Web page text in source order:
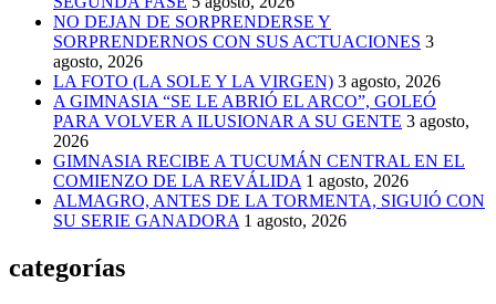
NO DEJAN DE SORPRENDERSE Y
SORPRENDERNOS CON SUS ACTUACIONES 3
agosto, 2026
LA FOTO (LA SOLE Y LA VIRGEN) 3 agosto, 2026
A GIMNASIA “SE LE ABRIÓ EL ARCO”, GOLEÓ
PARA VOLVER A ILUSIONAR A SU GENTE 3 agosto,
2026
GIMNASIA RECIBE A TUCUMÁN CENTRAL EN EL
COMIENZO DE LA REVÁLIDA 1 agosto, 2026
ALMAGRO, ANTES DE LA TORMENTA, SIGUIÓ CON
SU SERIE GANADORA 1 agosto, 2026
categorías